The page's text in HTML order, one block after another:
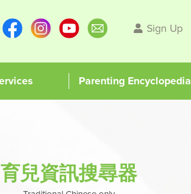
Sign Up
Parenting Encyclopedia
育兒資訊搜尋器